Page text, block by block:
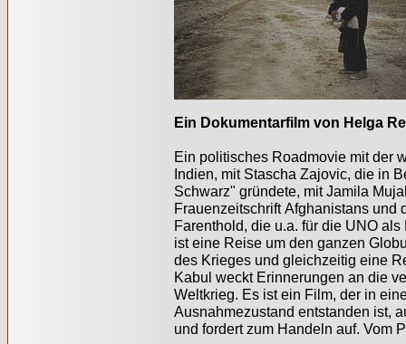
Ein Dokumentarfilm von Helga
Ein politisches Roadmovie mit der
Indien, mit Stascha Zajovic, die in
Schwarz" gründete, mit Jamila
Frauenzeitschrift Afghanistans und
Farenthold, die u.a. für die UNO
ist eine Reise um den ganzen
des Krieges und gleichzeitig eine
Kabul weckt Erinnerungen an die
Weltkrieg. Es ist ein Film, der in
Ausnahmezustand entstanden ist,
und fordert zum Handeln auf. Vom